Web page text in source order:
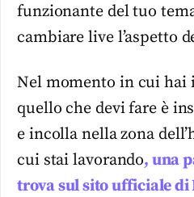
funzionante del tuo
cambiare live l’aspetto
Nel momento in cui hai
quello che devi fare è
e incolla nella zona
cui stai lavorando, una
trova sul sito ufficiale di